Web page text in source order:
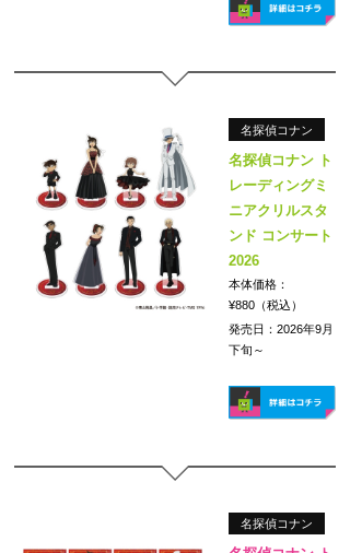
名探偵コナン
名探偵コナン ト
レーディングミ
ニアクリルスタ
ンド コンサート
2026
本体価格：
¥880（税込）
発売日：2026年9月
下旬～
名探偵コナン